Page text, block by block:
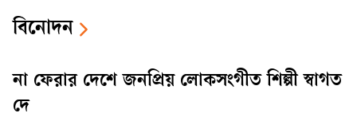
বিনোদন
না ফেরার দেশে জনপ্রিয় লোকসংগীত শিল্পী স্বাগত
দে